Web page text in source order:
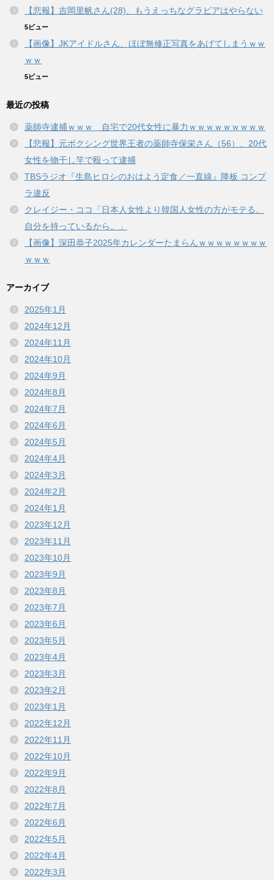
【悲報】吉岡里帆さん(28)、もうえっちなグラビアはやらない
5ビュー
【画像】JKアイドルさん、ほぼ無修正写真をあげてしまうｗｗ
ｗｗ
5ビュー
最近の投稿
薬師寺逮捕ｗｗｗ 自宅で20代女性に暴力ｗｗｗｗｗｗｗｗｗ
【悲報】元ボクシング世界王者の薬師寺保栄さん（56）、20代
女性を物干し竿で殴って逮捕
TBSラジオ『生島ヒロシのおはよう定食／一直線』降板 コンプ
ラ違反
クレイジー・ココ「日本人女性より韓国人女性の方がモテる。
自分を持っているから。」
【画像】深田恭子2025年カレンダーたまらんｗｗｗｗｗｗｗｗ
ｗｗｗ
アーカイブ
2025年1月
2024年12月
2024年11月
2024年10月
2024年9月
2024年8月
2024年7月
2024年6月
2024年5月
2024年4月
2024年3月
2024年2月
2024年1月
2023年12月
2023年11月
2023年10月
2023年9月
2023年8月
2023年7月
2023年6月
2023年5月
2023年4月
2023年3月
2023年2月
2023年1月
2022年12月
2022年11月
2022年10月
2022年9月
2022年8月
2022年7月
2022年6月
2022年5月
2022年4月
2022年3月